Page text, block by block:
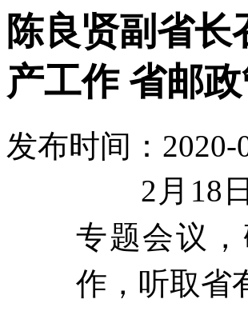
陈良贤副省
产工作 省邮
发布时间：2020-
2月18
专题会议
作，听取省